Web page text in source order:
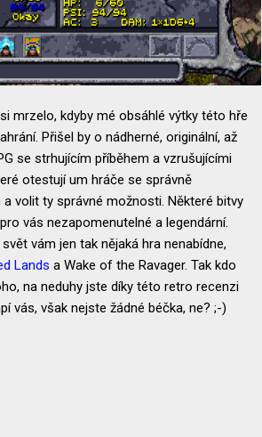
mrzelo, kdyby mé obsáhlé výtky této hře
Přišel by o nádherné, originální, až
se strhujícím příběhem a vzrušujícími
otestují um hráče se správně
volit ty správné možnosti. Některé bitvy
vás nezapomenutelné a legendární.
vám jen tak nějaká hra nenabídne,
Lands a Wake of the Ravager. Tak kdo
na neduhy jste díky této retro recenzi
vás, však nejste žádné béčka, ne? ;-)